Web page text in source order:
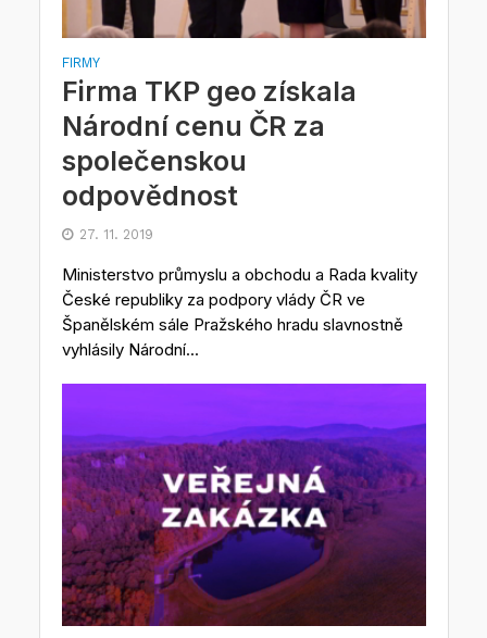
FIRMY
Firma TKP geo získala
Národní cenu ČR za
společenskou
odpovědnost
27. 11. 2019
Ministerstvo průmyslu a obchodu a Rada kvality
České republiky za podpory vlády ČR ve
Španělském sále Pražského hradu slavnostně
vyhlásily Národní...